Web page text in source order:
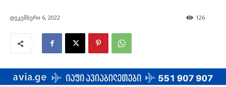
დეკემბერი 6, 2022 126